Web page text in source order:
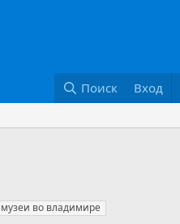
Поиск Вход
во владимире